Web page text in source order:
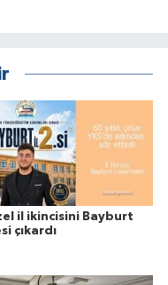
il ikincisini Bayburt
çıkardı